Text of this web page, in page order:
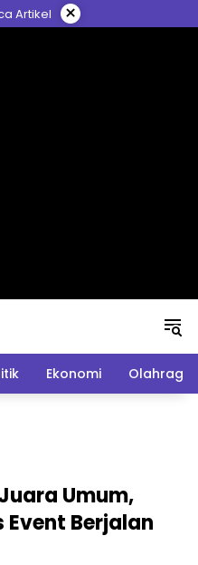
Artikel ×
Ekonomi Olahraga
Umum,
Event Berjalan